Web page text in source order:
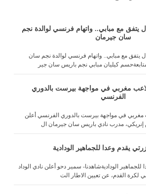
يتفق مع مبابي.. واتهام فرنسي لوالدة نجم
سان جيرمان
يتفق مع مبابي.. واتهام فرنسي لوالدة نجم سان
كيليان مبابي نجم باريس سان جير
مغربي في مواجهة بيرست بالدوري
الفرنسي
مغربي في مواجهة بيرست بالدوري الفرنسي أعلن
إنريكي، مدرب نادي باريس سان جيرمان ال
يقدم وعدا للجماهير الودادية
للجماهير الوداديةشاهدنا- سمير دحو أعلن نادي الوداد
لكرة القدم، عن تعيين الاطار الت